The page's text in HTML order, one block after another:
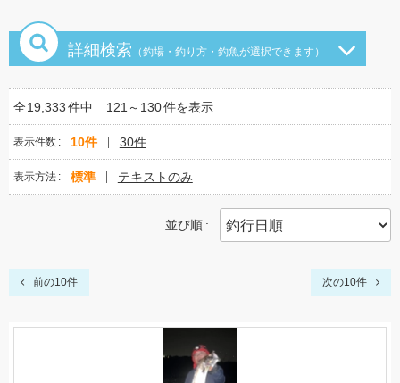
詳細検索 （釣場・釣り方・釣魚が選択できます）
全19,333件中 121～130件を表示
表示件数 10件 30件
表示方法 標準 テキストのみ
並び順
前の10件 次の10件